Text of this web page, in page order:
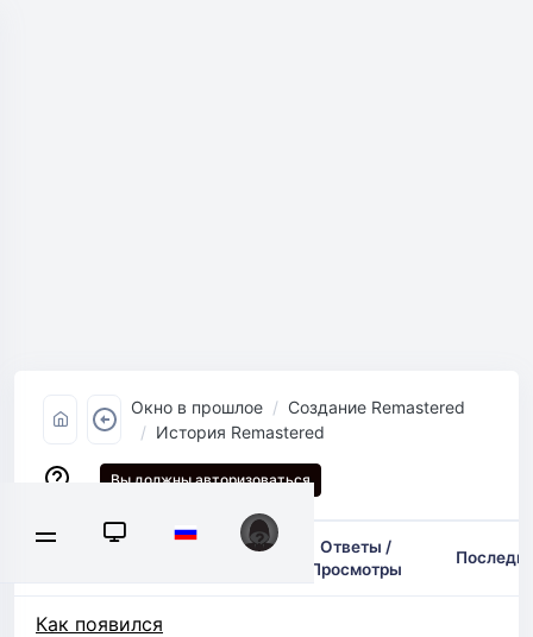
Окно в прошлое
Создание Remastered
История Remastered
Вы должны авторизоваться
Дата
Ответы /
Просмотры
Как появился